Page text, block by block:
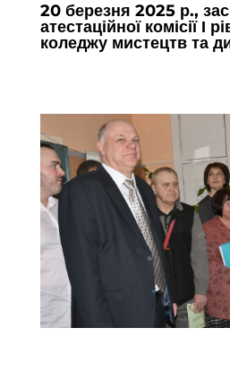
20 березня 2025 р.,
атестаційної комісії І
коледжу мистецтв та